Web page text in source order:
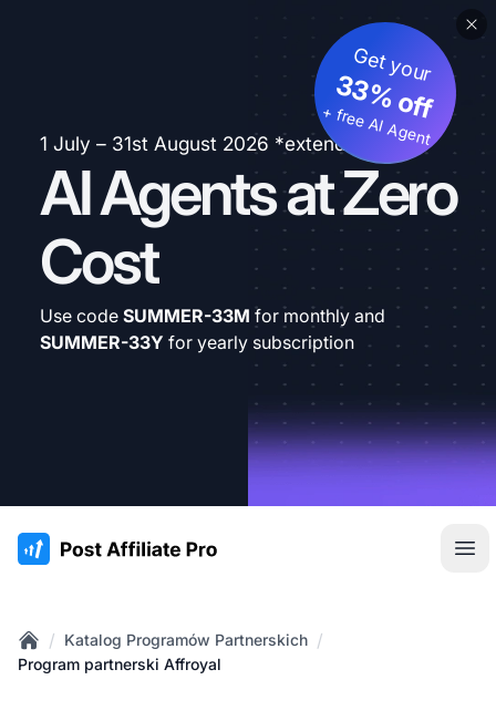
1 July – 31st August 2026 *extended
AI Agents at Zero
Cost
Get your
33% off
+ free AI Agent
Use code SUMMER-33M for monthly and
SUMMER-33Y for yearly subscription
:site.title
Home
/ Katalog Programów Partnerskich /
Program partnerski Affroyal